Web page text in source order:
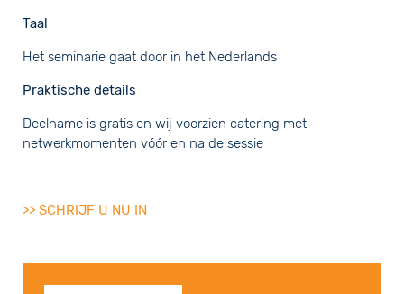
Taal
Het seminarie gaat door in het Nederlands
Praktische details
Deelname is gratis en wij voorzien catering met
netwerkmomenten vóór en na de sessie
>> SCHRIJF U NU IN